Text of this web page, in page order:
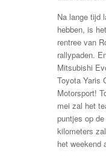
Na lange tijd
hebben, is
rentree van
rallypaden.
Mitsubishi
Toyota Yaris
Motorsport!
mei zal het
puntjes op
kilometers
het weekend